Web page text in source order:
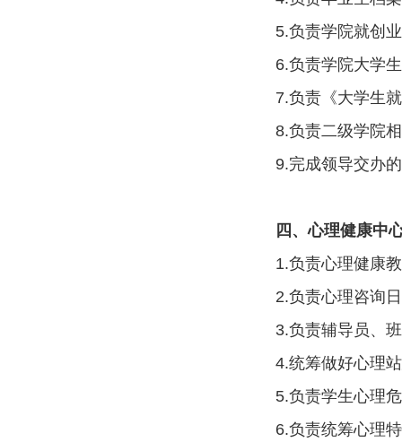
5.负责学院就创
6.负责学院大学
7.负责《大学生
8.负责二级学院
9.完成领导交办
四、心理健康中
1.负责心理健康
2.负责心理咨询
3.负责辅导员、
4.统筹做好心理
5.负责学生心理
6.负责统筹心理